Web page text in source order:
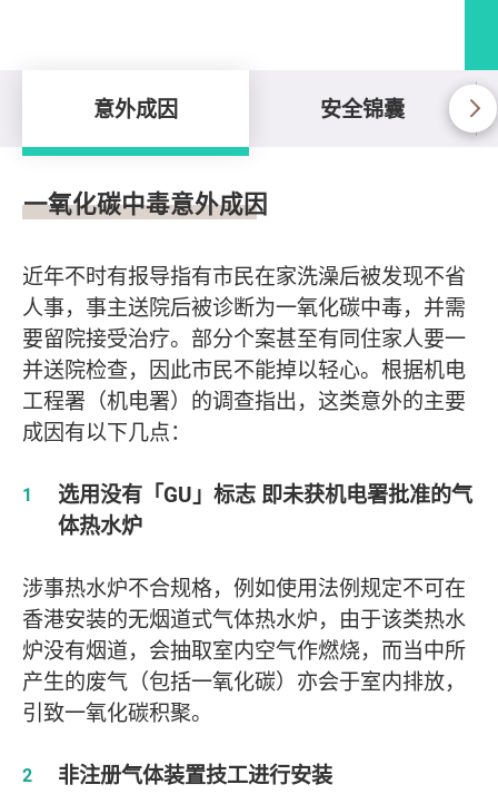
意外成因 安全锦囊
意外成因
一氧化碳中毒意外成因
近年不时有报导指有市民在家洗澡后被发现不省
人事，事主送院后被诊断为一氧化碳中毒，并需
要留院接受治疗。部分个案甚至有同住家人要一
并送院检查，因此市民不能掉以轻心。根据机电
工程署（机电署）的调查指出，这类意外的主要
成因有以下几点：
选用没有「GU」标志 即未获机电署批准的气
体热水炉
涉事热水炉不合规格，例如使用法例规定不可在
香港安装的无烟道式气体热水炉，由于该类热水
炉没有烟道，会抽取室内空气作燃烧，而当中所
产生的废气（包括一氧化碳）亦会于室内排放，
引致一氧化碳积聚。
非注册气体装置技工进行安装